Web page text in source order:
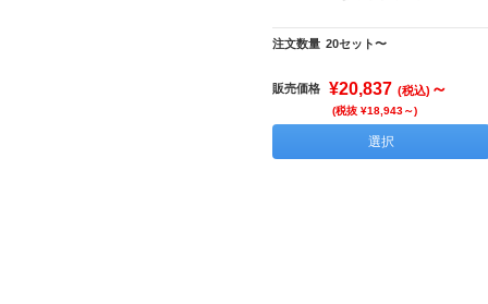
注文数量 20セット〜
販売価格 ¥20,837 (税込) ～
(税抜 ¥18,943～)
選択